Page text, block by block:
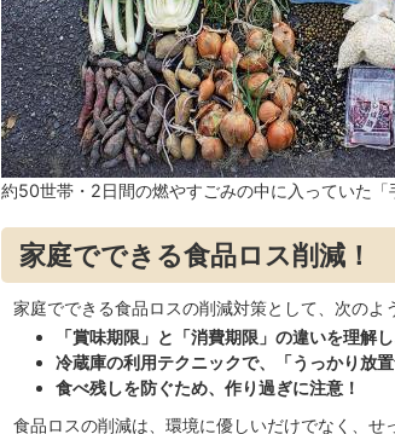
約50世帯・2日間の燃やすごみの中に入っていた「
家庭でできる食品ロス削減！
家庭でできる食品ロスの削減対策として、次のよ
「賞味期限」と「消費期限」の違いを理解
冷蔵庫の利用テクニックで、「うっかり放
食べ残しを防ぐため、作り過ぎに注意！
食品ロスの削減は、環境に優しいだけでなく、